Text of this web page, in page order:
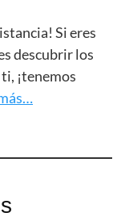
Si eres
descubrir los
¡tenemos